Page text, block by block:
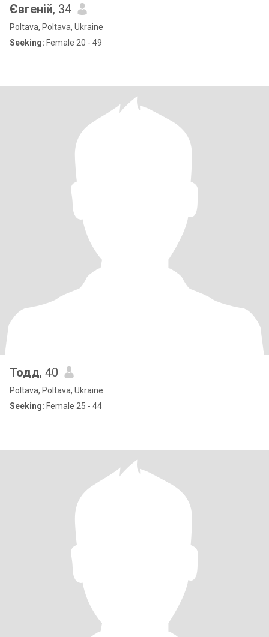
Євгеній, 34
Poltava, Poltava, Ukraine
Seeking: Female 20 - 49
Тодд, 40
Poltava, Poltava, Ukraine
Seeking: Female 25 - 44